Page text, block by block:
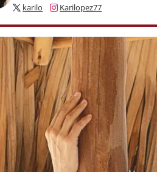
karilo Karilopez77